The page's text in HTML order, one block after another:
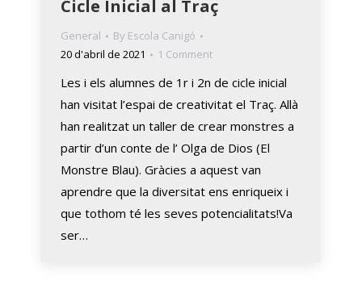
Cicle Inicial al Traç
General By Escola Canigó
20 d'abril de 2021
1 Comment
Les i els alumnes de 1r i 2n de cicle inicial
han visitat l’espai de creativitat el Traç. Allà
han realitzat un taller de crear monstres a
partir d’un conte de l’ Olga de Dios (El
Monstre Blau). Gràcies a aquest van
aprendre que la diversitat ens enriqueix i
que tothom té les seves potencialitats!Va
ser…